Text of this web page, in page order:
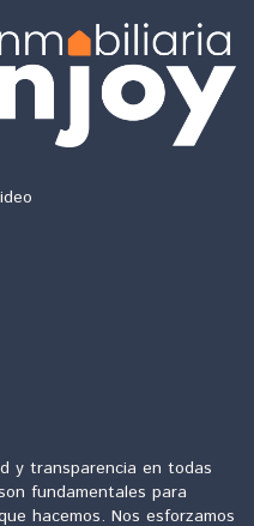
y transparencia en todas
fundamentales para
hacemos. Nos esforzamos